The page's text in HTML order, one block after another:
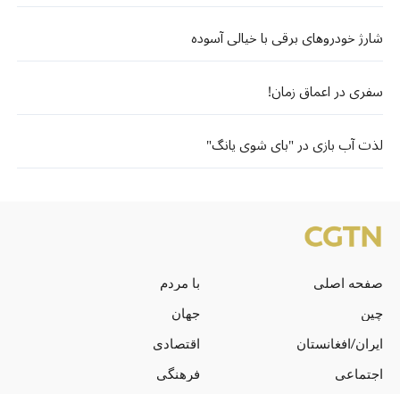
شارژ خودروهای برقی با خیالی آسوده
سفری در اعماق زمان!
لذت آب بازی در "بای شوی یانگ"
صفحه اصلی
با مردم
چین
جهان
ایران/افغانستان
اقتصادی
اجتماعی
فرهنگی